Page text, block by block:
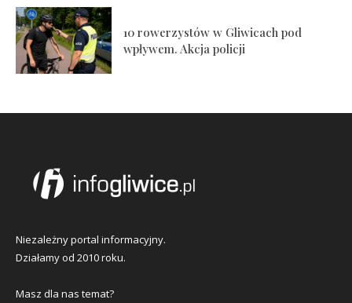
10 rowerzystów w Gliwicach pod
wpływem. Akcja policji
Niezależny portal informacyjny.
Działamy od 2010 roku.
Masz dla nas temat?